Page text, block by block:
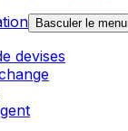
Basculer le menu
devises